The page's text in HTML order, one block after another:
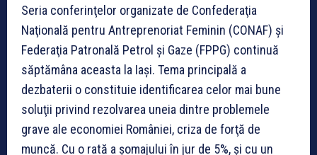
Seria conferinţelor organizate de Confederaţia
Naţională pentru Antreprenoriat Feminin (CONAF) şi
Federaţia Patronală Petrol şi Gaze (FPPG) continuă
săptămâna aceasta la Iaşi. Tema principală a
dezbaterii o constituie identificarea celor mai bune
soluţii privind rezolvarea uneia dintre problemele
grave ale economiei României, criza de forţă de
muncă. Cu o rată a şomajului în jur de 5%, şi cu un